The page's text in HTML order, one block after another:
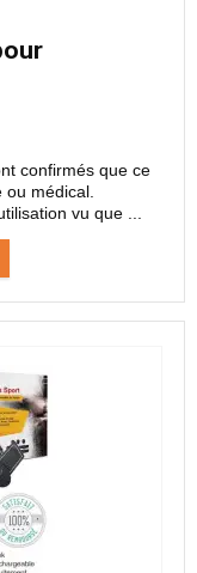
confirmés que ce
médical.
vu que ...